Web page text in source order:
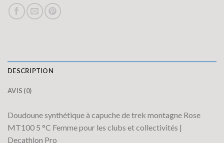
DESCRIPTION
AVIS (0)
Doudoune synthétique à capuche de trek montagne Rose
MT100 5 °C Femme pour les clubs et collectivités |
Decathlon Pro